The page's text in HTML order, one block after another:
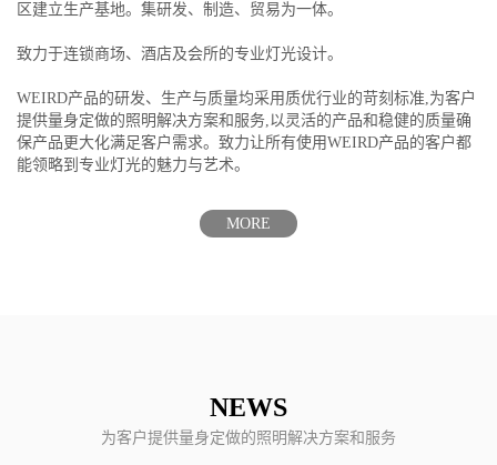
区建立生产基地。集研发、制造、贸易为一体。
致力于连锁商场、酒店及会所的专业灯光设计。
WEIRD产品的研发、生产与质量均采用质优行业的苛刻标准,为客户
提供量身定做的照明解决方案和服务,以灵活的产品和稳健的质量确
保产品更大化满足客户需求。致力让所有使用WEIRD产品的客户都
能领略到专业灯光的魅力与艺术。
MORE
NEWS
为客户提供量身定做的照明解决方案和服务